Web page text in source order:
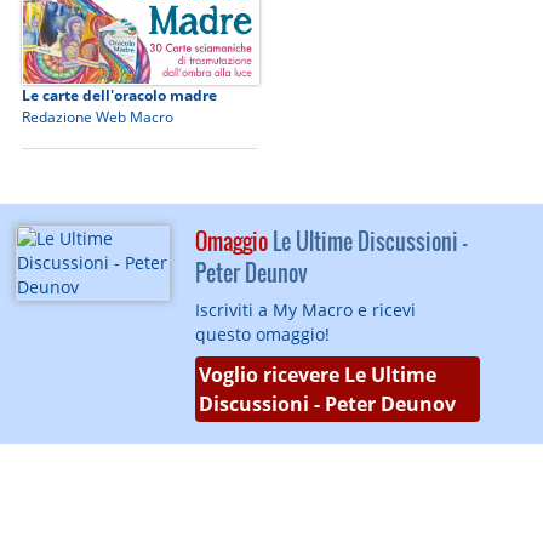
Le carte dell'oracolo madre
Redazione Web Macro
OmaggioLe Ultime Discussioni -
Peter Deunov
Iscriviti a My Macro e ricevi
questo omaggio!
Voglio ricevere Le Ultime
Discussioni - Peter Deunov